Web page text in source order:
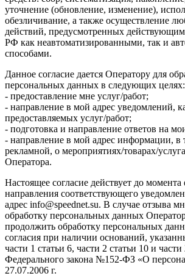
уточнение (обновление, изменение),
обезличивание, а также осуществление
действий, предусмотренных действующим
РФ как неавтоматизированными, так и
способами.
Данное согласие дается Оператору для
персональных данных в следующих целях:
- предоставление мне услуг/работ;
- направление в мой адрес уведомлений,
предоставляемых услуг/работ;
- подготовка и направление ответов на
- направление в мой адрес информации, в
рекламной, о мероприятиях/товарах/
Оператора.
Настоящее согласие действует до момента
направления соответствующего
адрес info@speednet.su. В случае отзыва
обработку персональных данных
продолжить обработку персональных
согласия при наличии оснований,
части 1 статьи 6, части 2 статьи 10 и части
Федерального закона №152-ФЗ «О
27.07.2006 г.